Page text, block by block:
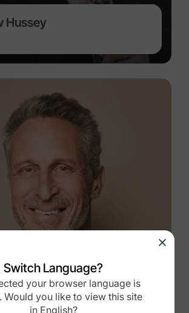
Hussey
Switch Language?
your browser language is
. Would you like to view this site
in English?